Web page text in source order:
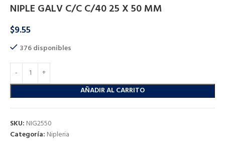
NIPLE GALV C/C C/40 25 X 50 MM
$9.55
376 disponibles
AÑADIR AL CARRITO
SKU: NIG2550
Categoría: Nipleria